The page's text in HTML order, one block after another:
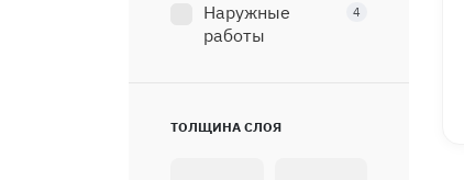
Наружные
работы
4
ТОЛЩИНА СЛОЯ